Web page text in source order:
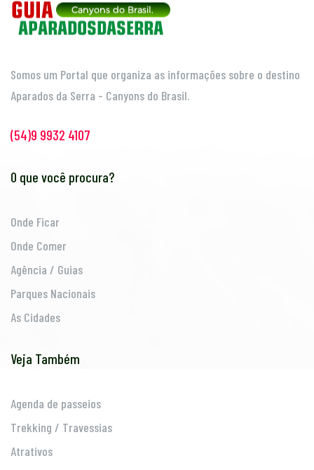
Somos um Portal que organiza as informações sobre o destino
Aparados da Serra - Canyons do Brasil.
(54)9 9932 4107
O que você procura?
Onde Ficar
Onde Comer
Agência / Guias
Parques Nacionais
As Cidades
Veja Também
Agenda de passeios
Trekking / Travessias
Atrativos